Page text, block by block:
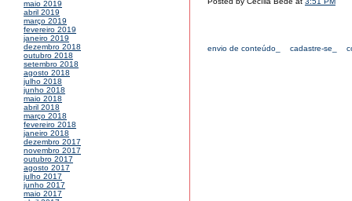
maio 2019
abril 2019
março 2019
fevereiro 2019
janeiro 2019
dezembro 2018
outubro 2018
setembro 2018
agosto 2018
julho 2018
junho 2018
maio 2018
abril 2018
março 2018
fevereiro 2018
janeiro 2018
dezembro 2017
novembro 2017
outubro 2017
agosto 2017
julho 2017
junho 2017
maio 2017
envio de conteúdo_ cadastre-se_